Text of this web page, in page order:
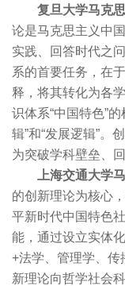
复旦大学马克
论是马克思主义中
实践、回答时代之
系的首要任务，在
释，将其转化为各
识体系“中国特色”
辑”和“发展逻辑”。
为突破学科壁垒、
上海交通大学
的创新理论为核心
平新时代中国特色
能，通过设立实体
+法学、管理学、传
新理论向哲学社会